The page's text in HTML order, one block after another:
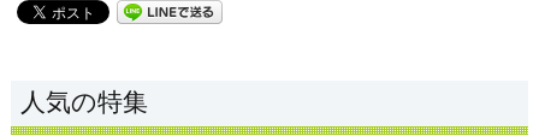
人気の特集